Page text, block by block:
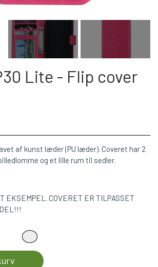
Lite - Flip cover
af kunst læder (PU læder). Coveret har 2
og et lille rum til sedler.
EKSEMPEL. COVERET ER TILPASSET